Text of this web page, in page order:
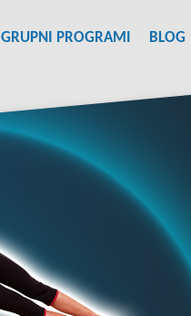
GRUPNI PROGRAMI BLOG